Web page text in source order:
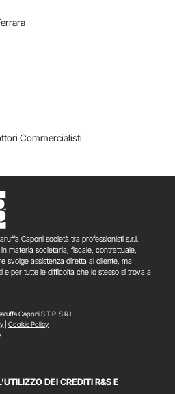
Commercialisti
Caponi società tra professionisti s.r.l.
materia societaria, fiscale, contrattuale,
svolge assistenza diretta al cliente, ma
e per tutte le difficoltà che lo stesso si trova a
Caponi S.T.P. S.R.L
|Cookie Policy
DEI CREDITI R&S E